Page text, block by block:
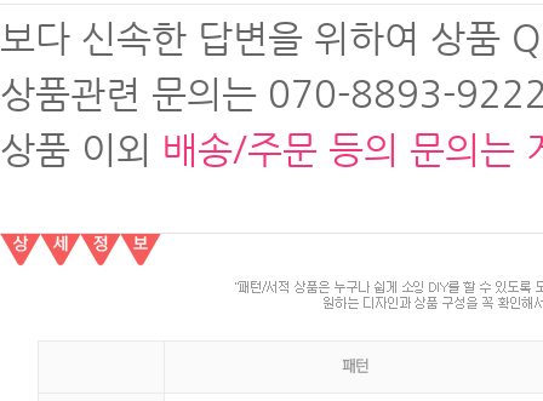
보다 신속한 답변을 위하여 상품
상품관련 문의는 070-8893-
상품 이외 배송/주문 등의 문의는